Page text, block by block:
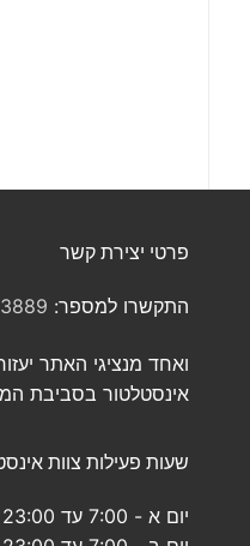
פרטי יצירת קשר
התקשרו למספר:
ואחד מנציגי האתר
אינסטלטור בסביבת
שעות פעילות צוות
יום א - 7:00 עד 23:00